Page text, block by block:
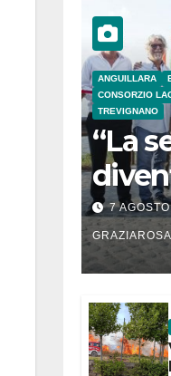
ANGUILLARA
CONSORZIO
TREVIGNANO
“La
lago
e
7